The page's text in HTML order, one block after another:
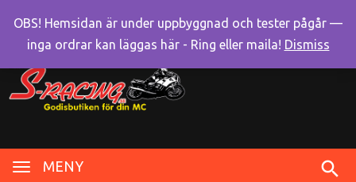
MENY
OBS! Hemsidan är under uppbyggnad och tester pågår —
inga ordrar kan läggas här - Ring eller maila! Dismiss